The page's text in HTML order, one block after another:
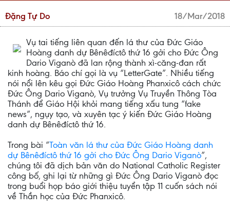
Đặng Tự Do 18/Mar/2018
Vụ tai tiếng liên quan đến lá thư của Đức Giáo
Hoàng danh dự Bênêđíctô thứ 16 gởi cho Đức Ông
Dario Viganò đã lan rộng thành xì-căng-đan rất
kinh hoàng. Báo chí gọi là vụ “LetterGate”. Nhiều tiếng
nói nổi lên kêu gọi Đức Giáo Hoàng Phanxicô cách chức
Đức Ông Dario Viganò, Vụ trưởng Vụ Truyền Thông Tòa
Thánh để Giáo Hội khỏi mang tiếng xấu tung “fake
news”, ngụy tạo, và xuyên tạc ý kiến Đức Giáo Hoàng
danh dự Bênêđíctô thứ 16.
Trong bài “Toàn văn lá thư của Đức Giáo Hoàng danh
dự Bênêđíctô thứ 16 gởi cho Đức Ông Dario Viganò”,
chúng tôi đã dịch bản văn do National Catholic Register
công bố, ghi lại từ những gì Đức Ông Dario Viganò đọc
trong buổi họp báo giới thiệu tuyển tập 11 cuốn sách nói
về Thần học của Đức Phanxicô.